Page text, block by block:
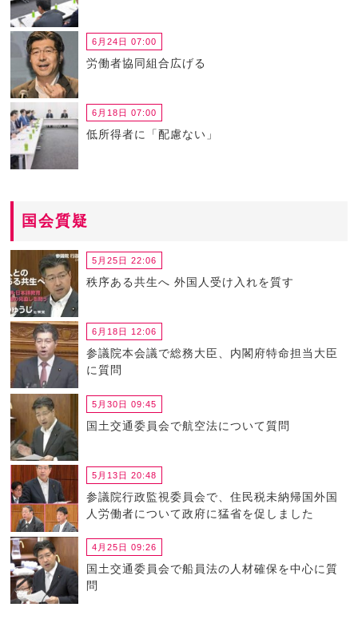
6月24日 07:00
労働者協同組合広げる
6月18日 07:00
低所得者に「配慮ない」
国会質疑
5月25日 22:06
秩序ある共生へ 外国人受け入れを質す
6月18日 12:06
参議院本会議で総務大臣、内閣府特命担当大臣
に質問
5月30日 09:45
国土交通委員会で航空法について質問
5月13日 20:48
参議院行政監視委員会で、住民税未納帰国外国
人労働者について政府に猛省を促しました
4月25日 09:26
国土交通委員会で船員法の人材確保を中心に質
問